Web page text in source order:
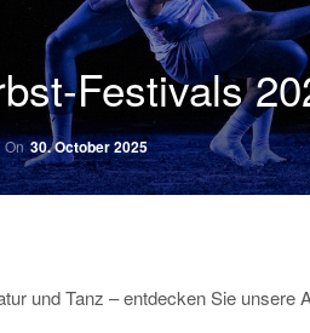
Festivals
On30. October 2025
und Tanz – entdecken Sie unsere